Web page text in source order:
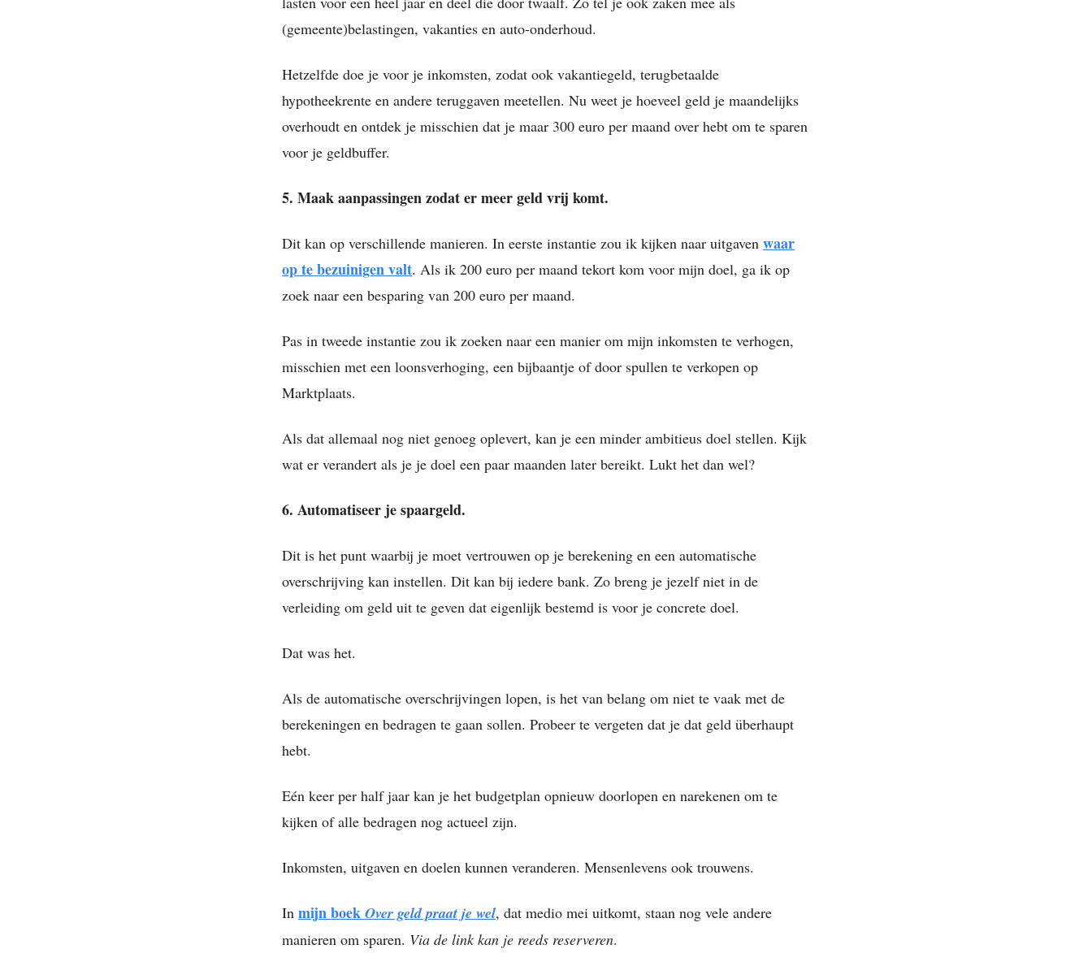
(gemeente)belastingen, vakanties en auto-onderhoud.
Hetzelfde doe je voor je inkomsten, zodat ook vakantiegeld, terugbetaalde
hypotheekrente en andere teruggaven meetellen. Nu weet je hoeveel geld je maandelijks
overhoudt en ontdek je misschien dat je maar 300 euro per maand over hebt om te sparen
voor je geldbuffer.
5. Maak aanpassingen zodat er meer geld vrij komt.
Dit kan op verschillende manieren. In eerste instantie zou ik kijken naar uitgaven waar
op te bezuinigen valt. Als ik 200 euro per maand tekort kom voor mijn doel, ga ik op
zoek naar een besparing van 200 euro per maand.
Pas in tweede instantie zou ik zoeken naar een manier om mijn inkomsten te verhogen,
misschien met een loonsverhoging, een bijbaantje of door spullen te verkopen op
Marktplaats.
Als dat allemaal nog niet genoeg oplevert, kan je een minder ambitieus doel stellen. Kijk
wat er verandert als je je doel een paar maanden later bereikt. Lukt het dan wel?
6. Automatiseer je spaargeld.
Dit is het punt waarbij je moet vertrouwen op je berekening en een automatische
overschrijving kan instellen. Dit kan bij iedere bank. Zo breng je jezelf niet in de
verleiding om geld uit te geven dat eigenlijk bestemd is voor je concrete doel.
Dat was het.
Als de automatische overschrijvingen lopen, is het van belang om niet te vaak met de
berekeningen en bedragen te gaan sollen. Probeer te vergeten dat je dat geld überhaupt
hebt.
Eén keer per half jaar kan je het budgetplan opnieuw doorlopen en narekenen om te
kijken of alle bedragen nog actueel zijn.
Inkomsten, uitgaven en doelen kunnen veranderen. Mensenlevens ook trouwens.
In mijn boek Over geld praat je wel, dat medio mei uitkomt, staan nog vele andere
manieren om sparen. Via de link kan je reeds reserveren.